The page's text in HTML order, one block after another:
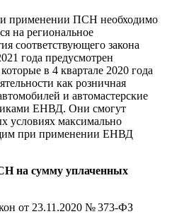
применении ПСН необходимо
на региональное
соответствующего закона
года предусмотрен
в 4 квартале 2020 года
как розничная
и автомастерские
ЕНВД. Они смогут
условиях максимально
при применении ЕНВД
на сумму уплаченных
от 23.11.2020 № 373-ФЗ